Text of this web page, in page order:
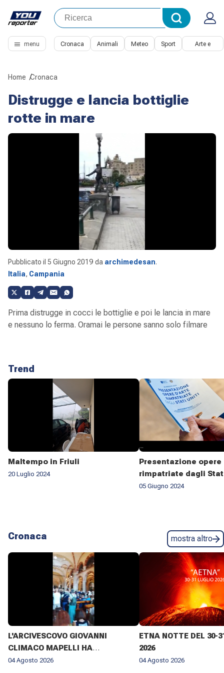
menu Cronaca Animali Meteo Sport Arte e
Home Cronaca
Distrugge e lancia bottiglie
rotte in mare
Pubblicato il 5 Giugno 2019 da archimedesan.
Italia, Campania
Prima distrugge in cocci le bottiglie e poi le lancia in mare
e nessuno lo ferma. Oramai le persone sanno solo filmare
Trend
Maltempo in Friuli
20 Luglio 2024
Presentazione
rimpatriate dagli
05 Giugno 2024
Cronaca mostra altro
L'ARCIVESCOVO GIOVANNI
CLIMACO MAPELLI HA
PRESENZIATO AL FUNERALE DI
04 Agosto 2026
ETNA NOTTE DEL 30-
2026
04 Agosto 2026